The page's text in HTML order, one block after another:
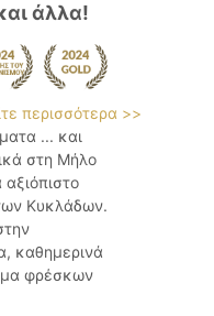
άλλα!
περισσότερα >>
... και
στη Μήλο
αξιόπιστο
Κυκλάδων.
καθημερινά
φρέσκων